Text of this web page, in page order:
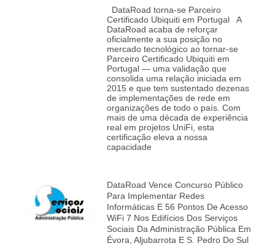
DataRoad torna‑se Parceiro
Certificado Ubiquiti em Portugal A
DataRoad acaba de reforçar
oficialmente a sua posição no
mercado tecnológico ao tornar‑se
Parceiro Certificado Ubiquiti em
Portugal — uma validação que
consolida uma relação iniciada em
2015 e que tem sustentado dezenas
de implementações de rede em
organizações de todo o país. Com
mais de uma década de experiência
real em projetos UniFi, esta
certificação eleva a nossa
capacidade
DataRoad Vence Concurso Público
Para Implementar Redes
Informáticas E 56 Pontos De Acesso
WiFi 7 Nos Edifícios Dos Serviços
Sociais Da Administração Pública Em
Évora, Aljubarrota E S. Pedro Do Sul